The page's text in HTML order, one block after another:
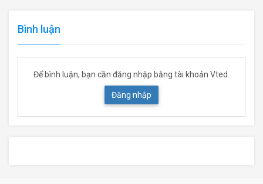
Bình luận
Để bình luận, bạn cần đăng nhập bằng tài khoản Vted.
Đăng nhập